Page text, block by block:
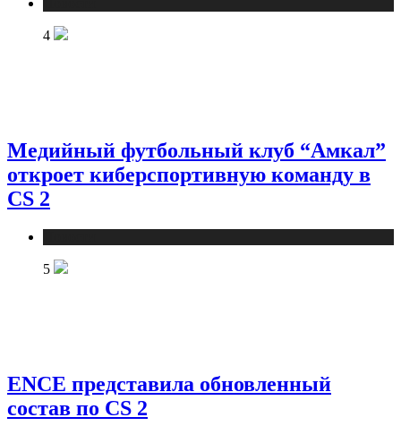
4
Медийный футбольный клуб “Амкал”
откроет киберспортивную команду в
CS 2
5
ENCE представила обновленный
состав по CS 2